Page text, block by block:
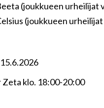
(joukkueen urheilijat
(joukkueen
Zeta klo. 18:00-20:00